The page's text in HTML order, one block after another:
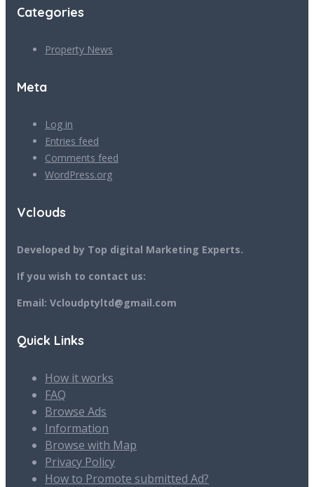
Categories
Property News
Meta
Log in
Entries feed
Comments feed
WordPress.org
Vclouds
Developed by Top digital Marketing Experts.
If you wish to contact us:
Email: Vcloudptyltd@gmail.com
Quick Links
How it works
FAQ
Browse Ads
Information
Browse with Map
Privacy Policy
How to Promote submitted Ad?